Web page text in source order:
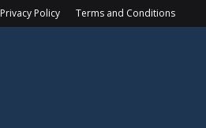
Privacy Policy Terms and Conditions